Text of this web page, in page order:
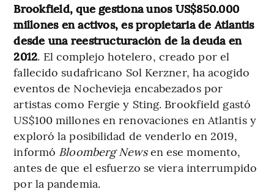
Brookfield, que gestiona unos US$850.000
millones en activos, es propietaria de Atlantis
desde una reestructuración de la deuda en
2012. El complejo hotelero, creado por el
fallecido sudafricano Sol Kerzner, ha acogido
eventos de Nochevieja encabezados por
artistas como Fergie y Sting. Brookfield gastó
US$100 millones en renovaciones en Atlantis y
exploró la posibilidad de venderlo en 2019,
informó Bloomberg Newsen ese momento,
antes de que el esfuerzo se viera interrumpido
por la pandemia.